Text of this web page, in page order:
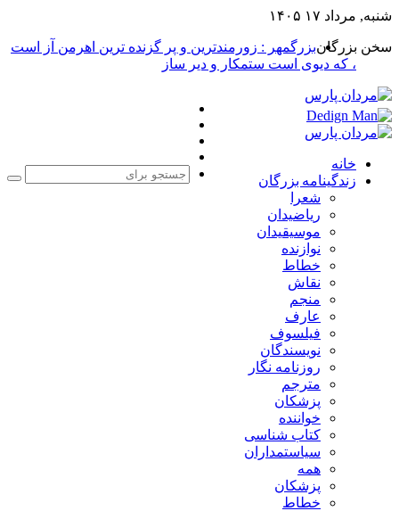
شنبه, مرداد ۱۷ ۱۴۰۵
سخن بزرگانبزرگمهر : زورمندترین و پر گزنده ترین اهرمن آز است
، که دیوی است ستمکار و دیر ساز
خانه
زندگینامه بزرگان
شعرا
ریاضیدان
موسیقیدان
نوازنده
خطاط
نقاش
منجم
عارف
فیلسوف
نویسندگان
روزنامه نگار
مترجم
پزشکان
خواننده
کتاب شناسی
سیاستمداران
همه
پزشکان
خطاط